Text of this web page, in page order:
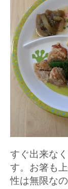
すぐ出来な
す。お箸も
性は無限な